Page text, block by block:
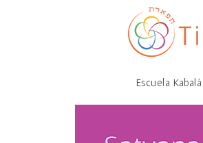
Escuela Kabalá